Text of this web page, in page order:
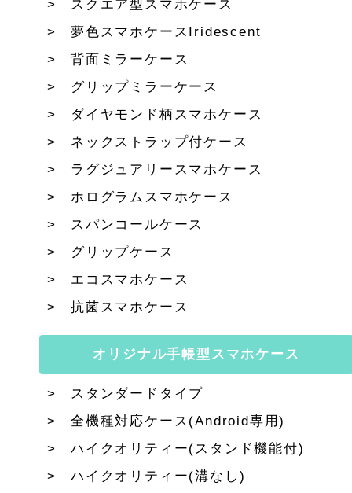
スクエア型スマホケース
夢色スマホケースIridescent
背面ミラーケース
グリップミラーケース
ダイヤモンド柄スマホケース
ネックストラップ付ケース
ラグジュアリースマホケース
ホログラムスマホケース
スパンコールケース
グリップケース
エコスマホケース
抗菌スマホケース
オリジナル手帳型スマホケース
スタンダードタイプ
全機種対応ケース(Android専用)
ハイクオリティー(スタンド機能付)
ハイクオリティー(溝なし)